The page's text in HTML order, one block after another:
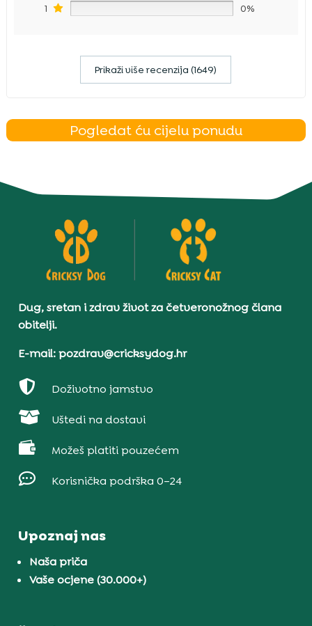
1 0%
Prikaži više recenzija (1649)
Pogledat ću cijelu ponudu
Dug, sretan i zdrav život za četveronožnog člana
obitelji.
E-mail: pozdrav@cricksydog.hr
 Doživotno jamstvo
 Uštedi na dostavi
 Možeš platiti pouzećem
 Korisnička podrška 0–24
Upoznaj nas
Naša priča
Vaše ocjene (30.000+)